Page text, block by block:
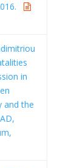
in
and the